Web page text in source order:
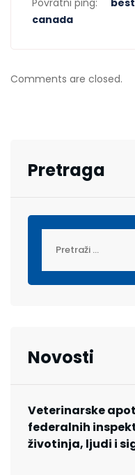
Povratni ping:
canada
Comments are closed.
Pretraga
Novosti
Veterinarske
federalnih
životinja, ljudi i